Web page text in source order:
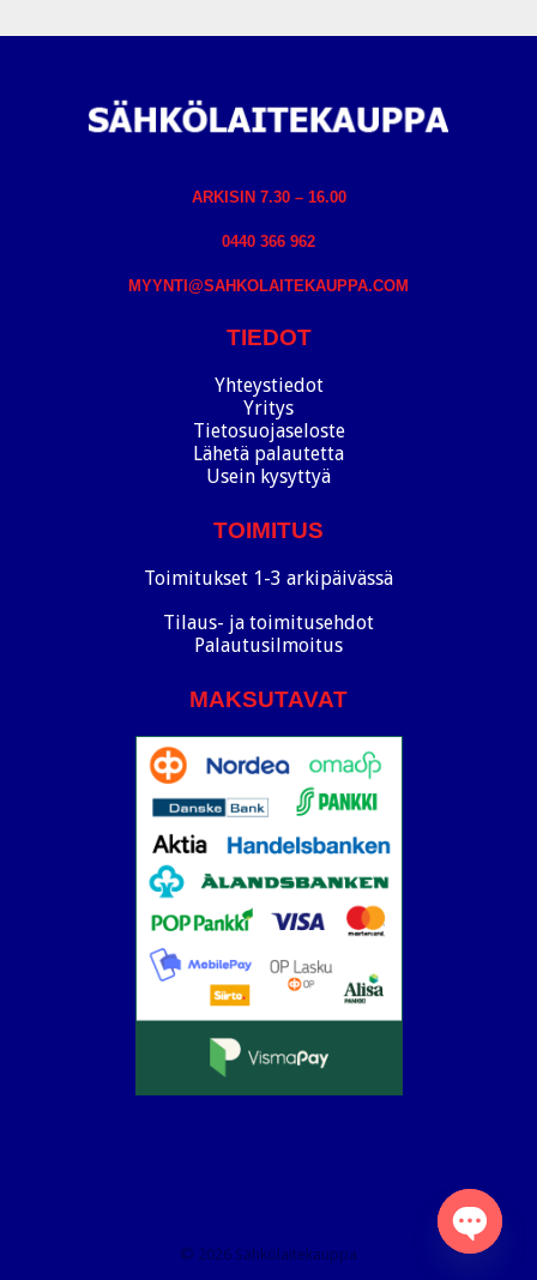
ARKISIN 7.30 – 16.00
0440 366 962
MYYNTI@SAHKOLAITEKAUPPA.COM
TIEDOT
Yhteystiedot
Yritys
Tietosuojaseloste
Lähetä palautetta
Usein kysyttyä
TOIMITUS
Toimitukset 1-3 arkipäivässä
Tilaus- ja toimitusehdot
Palautusilmoitus
MAKSUTAVAT
© 2026 Sähkölaitekauppa